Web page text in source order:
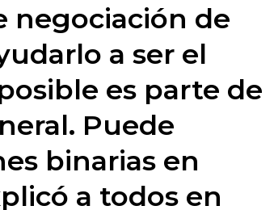
negociación de
a ser el
es parte de
Puede
binarias en
a todos en